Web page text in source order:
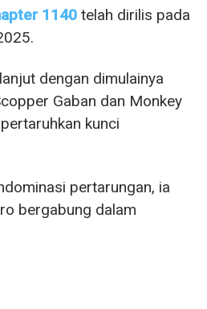
1140 telah dirilis pada
dengan dimulainya
Gaban dan Monkey
kunci
pertarungan, ia
bergabung dalam